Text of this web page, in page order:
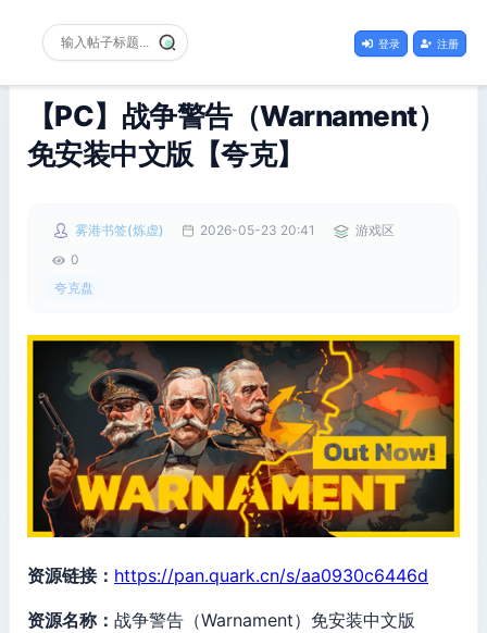
登录 注册
【PC】战争警告（Warnament）
免安装中文版【夸克】
雾港书签(炼虚) 2026-05-23 20:41
游戏区
0
夸克盘
资源链接： https://pan.quark.cn/s/aa0930c6446d
资源名称： 战争警告（Warnament）免安装中文版